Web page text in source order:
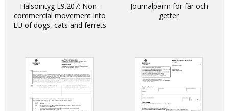
Hälsointyg E9.207: Non-
commercial movement into
EU of dogs, cats and ferrets
Journalpärm för får och
getter